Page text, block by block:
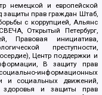
немецкой и европейской
защиты прав граждан Штаб,
с коррупцией, Альянс
Открытый Петербург,
Правовая инициатива,
преступности,
Центр поддержки и
В защиту прав
информационных
и социальных движений,
здоровья и защиты прав